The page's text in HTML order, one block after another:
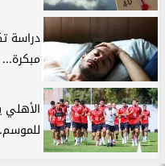
دراسة
مبكرة...
الأهلي